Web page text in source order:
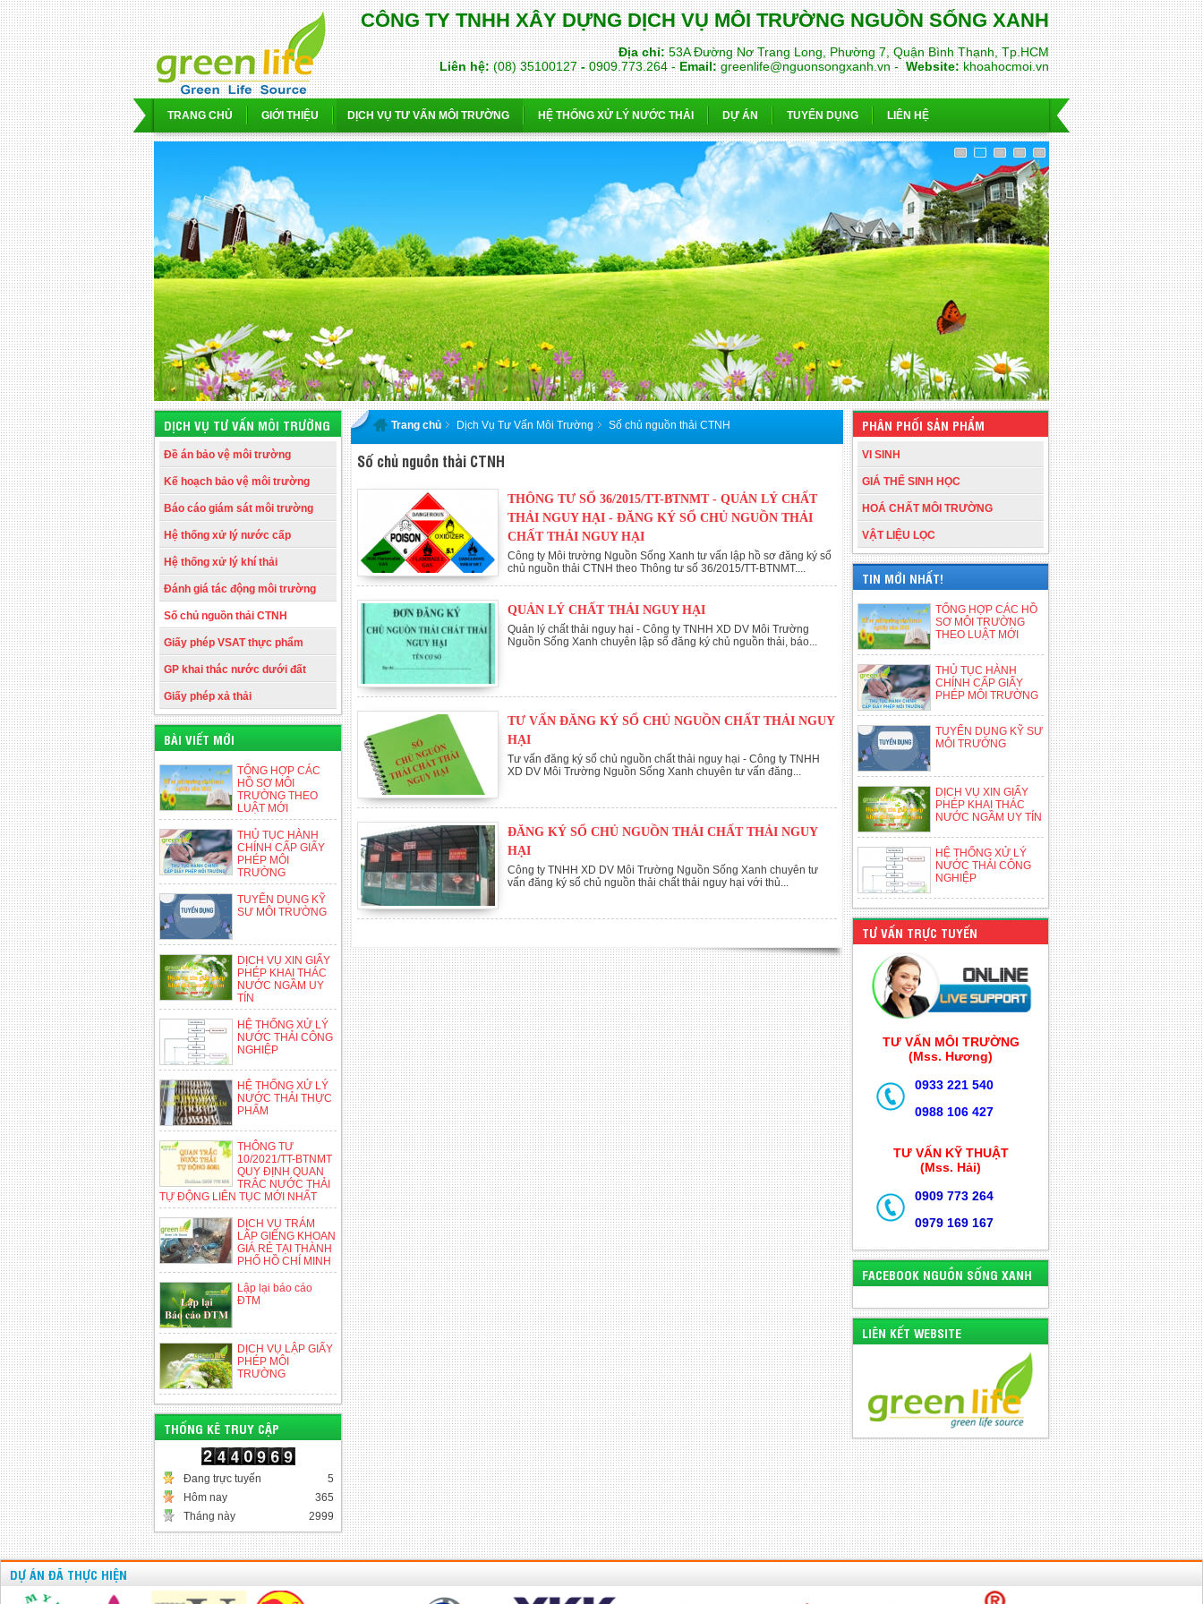
CÔNG TY TNHH XÂY DỰNG DỊCH VỤ MÔI TRƯỜNG NGUỒN SỐNG XANH
Địa chỉ:53A Đường Nơ Trang Long, Phường 7, Quận Bình Thạnh, Tp.HCM
Liên hệ:(08) 35100127-0909.773.264 -Email:greenlife@nguonsongxanh.vn - Website:khoahocmoi.vn
TRANG CHỦ GIỚI THIỆU DỊCH VỤ TƯ VẤN MÔI TRƯỜNG HỆ THỐNG XỬ LÝ NƯỚC THẢI DỰ ÁN TUYỂN DỤNG LIÊN HỆ
DỊCH VỤ TƯ VẤN MÔI TRƯỜNG
Đề án bảo vệ môi trường
Kế hoạch bảo vệ môi trường
Báo cáo giám sát môi trường
Hệ thống xử lý nước cấp
Hệ thống xử lý khí thải
Đánh giá tác động môi trường
Số chủ nguồn thải CTNH
Giấy phép VSAT thực phẩm
GP khai thác nước dưới đất
Giấy phép xả thải
BÀI VIẾT MỚI
TỔNG HỢP CÁC
HỒ SƠ MÔI
TRƯỜNG THEO
LUẬT MỚI
THỦ TỤC HÀNH
CHÍNH CẤP GIẤY
PHÉP MÔI
TRƯỜNG
TUYỂN DỤNG KỸ
SƯ MÔI TRƯỜNG
DỊCH VỤ XIN GIẤY
PHÉP KHAI THÁC
NƯỚC NGẦM UY
TÍN
HỆ THỐNG XỬ LÝ
NƯỚC THẢI CÔNG
NGHIỆP
HỆ THỐNG XỬ LÝ
NƯỚC THẢI THỰC
PHẨM
THÔNG TƯ
10/2021/TT-BTNMT
QUY ĐỊNH QUAN
TRẮC NƯỚC THẢI
TỰ ĐỘNG LIÊN TỤC MỚI NHẤT
DỊCH VỤ TRÁM
LẤP GIẾNG KHOAN
GIÁ RẺ TẠI THÀNH
PHỐ HỒ CHÍ MINH
Lập lại báo cáo
ĐTM
DỊCH VỤ LẬP GIẤY
PHÉP MÔI
TRƯỜNG
THỐNG KÊ TRUY CẬP
Đang trực tuyến
5
Hôm nay
365
Tháng này
2999
PHÂN PHỐI SẢN PHẨM
VI SINH
GIÁ THỂ SINH HỌC
HOÁ CHẤT MÔI TRƯỜNG
VẬT LIỆU LỌC
TIN MỚI NHẤT!
TỔNG HỢP CÁC HỒ
SƠ MÔI TRƯỜNG
THEO LUẬT MỚI
THỦ TỤC HÀNH
CHÍNH CẤP GIẤY
PHÉP MÔI TRƯỜNG
TUYỂN DỤNG KỸ SƯ
MÔI TRƯỜNG
DỊCH VỤ XIN GIẤY
PHÉP KHAI THÁC
NƯỚC NGẦM UY TÍN
HỆ THỐNG XỬ LÝ
NƯỚC THẢI CÔNG
NGHIỆP
TƯ VẤN TRỰC TUYẾN
TƯ VẤN MÔI TRƯỜNG
(Mss. Hương)
0933 221 540
0988 106 427
TƯ VẤN KỸ THUẬT
(Mss. Hải)
0909 773 264
0979 169 167
FACEBOOK NGUỒN SỐNG XANH
LIÊN KẾT WEBSITE
Trang chủ Dịch Vụ Tư Vấn Môi Trường Số chủ nguồn thải CTNH
Số chủ nguồn thải CTNH
THÔNG TƯ SỐ 36/2015/TT-BTNMT - QUẢN LÝ CHẤT
THẢI NGUY HẠI - ĐĂNG KÝ SỔ CHỦ NGUỒN THẢI
CHẤT THẢI NGUY HẠI
Công ty Môi trường Nguồn Sống Xanh tư vấn lập hồ sơ đăng ký sổ
chủ nguồn thải CTNH theo Thông tư số 36/2015/TT-BTNMT....
QUẢN LÝ CHẤT THẢI NGUY HẠI
Quản lý chất thải nguy hại - Công ty TNHH XD DV Môi Trường
Nguồn Sống Xanh chuyên lập sổ đăng ký chủ nguồn thải, báo...
TƯ VẤN ĐĂNG KÝ SỔ CHỦ NGUỒN CHẤT THẢI NGUY
HẠI
Tư vấn đăng ký sổ chủ nguồn chất thải nguy hại - Công ty TNHH
XD DV Môi Trường Nguồn Sống Xanh chuyên tư vấn đăng...
ĐĂNG KÝ SỔ CHỦ NGUỒN THẢI CHẤT THẢI NGUY
HẠI
Công ty TNHH XD DV Môi Trường Nguồn Sống Xanh chuyên tư
vấn đăng ký sổ chủ nguồn thải chất thải nguy hại với thủ...
DỰ ÁN ĐÃ THỰC HIỆN